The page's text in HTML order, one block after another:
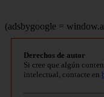
(adsbygoogle =
Derechos de autor
Si cree que algún
intelectual, contacte en